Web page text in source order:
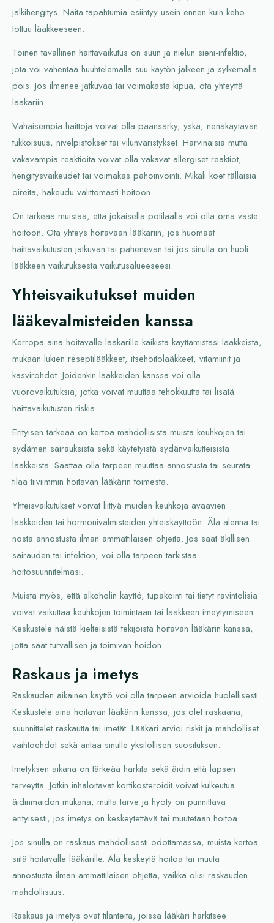
jälkihengitys. Näitä tapahtumia esiintyy usein ennen kuin keho
tottuu lääkkeeseen.
Toinen tavallinen haittavaikutus on suun ja nielun sieni-infektio,
jota voi vähentää huuhtelemalla suu käytön jälkeen ja sylkemällä
pois. Jos ilmenee jatkuvaa tai voimakasta kipua, ota yhteyttä
lääkäriin.
Vähäisempiä haittoja voivat olla päänsärky, yskä, nenäkäytävän
tukkoisuus, nivelpistokset tai vilunväristykset. Harvinaisia mutta
vakavampia reaktioita voivat olla vakavat allergiset reaktiot,
hengitysvaikeudet tai voimakas pahoinvointi. Mikäli koet tällaisia
oireita, hakeudu välittömästi hoitoon.
On tärkeää muistaa, että jokaisella potilaalla voi olla oma vaste
hoitoon. Ota yhteys hoitavaan lääkäriin, jos huomaat
haittavaikutusten jatkuvan tai pahenevan tai jos sinulla on huoli
lääkkeen vaikutuksesta vaikutusalueeseesi.
Yhteisvaikutukset muiden
lääkevalmisteiden kanssa
Kerropa aina hoitavalle lääkärille kaikista käyttämistäsi lääkkeistä,
mukaan lukien reseptilääkkeet, itsehoitolääkkeet, vitamiinit ja
kasvirohdot. Joidenkin lääkkeiden kanssa voi olla
vuorovaikutuksia, jotka voivat muuttaa tehokkuutta tai lisätä
haittavaikutusten riskiä.
Erityisen tärkeää on kertoa mahdollisista muista keuhkojen tai
sydämen sairauksista sekä käytetyistä sydänvaikutteisista
lääkkeistä. Saattaa olla tarpeen muuttaa annostusta tai seurata
tilaa tiiviimmin hoitavan lääkärin toimesta.
Yhteisvaikutukset voivat liittyä muiden keuhkoja avaavien
lääkkeiden tai hormonivalmisteiden yhteiskäyttöön. Älä alenna tai
nosta annostusta ilman ammattilaisen ohjeita. Jos saat äkillisen
sairauden tai infektion, voi olla tarpeen tarkistaa
hoitosuunnitelmasi.
Muista myös, että alkoholin käyttö, tupakointi tai tietyt ravintolisiä
voivat vaikuttaa keuhkojen toimintaan tai lääkkeen imeytymiseen.
Keskustele näistä kielteisistä tekijöistä hoitavan lääkärin kanssa,
jotta saat turvallisen ja toimivan hoidon.
Raskaus ja imetys
Raskauden aikainen käyttö voi olla tarpeen arvioida huolellisesti.
Keskustele aina hoitavan lääkärin kanssa, jos olet raskaana,
suunnittelet raskautta tai imetät. Lääkäri arvioi riskit ja mahdolliset
vaihtoehdot sekä antaa sinulle yksilöllisen suosituksen.
Imetyksen aikana on tärkeää harkita sekä äidin että lapsen
terveyttä. Jotkin inhaloitavat kortikosteroidit voivat kulkeutua
äidinmaidon mukana, mutta tarve ja hyöty on punnittava
erityisesti, jos imetys on keskeytettävä tai muutetaan hoitoa.
Jos sinulla on raskaus mahdollisesti odottamassa, muista kertoa
siitä hoitavalle lääkärille. Älä keskeytä hoitoa tai muuta
annostusta ilman ammattilaisen ohjetta, vaikka olisi raskauden
mahdollisuus.
Raskaus ja imetys ovat tilanteita, joissa lääkäri harkitsee